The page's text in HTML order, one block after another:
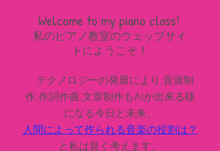
Welcome to my piano class!
​私のピアノ教室のウェッブサイ
トにようこそ！
テクノロジーの発展により,音源制
作,作詞作曲,文章制作もAIが出来る様
になる今日と未来、
人間によって作られる音楽の役割は？
と私は良く考えます。